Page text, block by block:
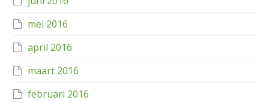
mei 2016
april 2016
maart 2016
februari 2016